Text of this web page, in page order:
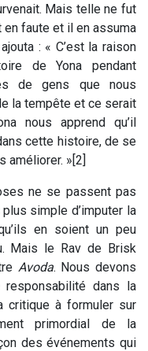
Mais telle ne fut
en faute et il en assuma
: « C’est la raison
de Yona pendant
de gens que nous
la tempête et ce serait
nous apprend qu’il
cette histoire, de se
améliorer. »[2]
ne se passent pas
simple d’imputer la
en soient un peu
Mais le Rav de Brisk
Avoda. Nous devons
dans la
critique à formuler sur
primordial de la
des événements qui